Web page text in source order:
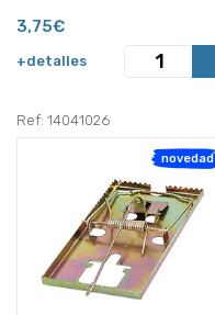
3,75€
+detalles
Ref: 14041026
novedad